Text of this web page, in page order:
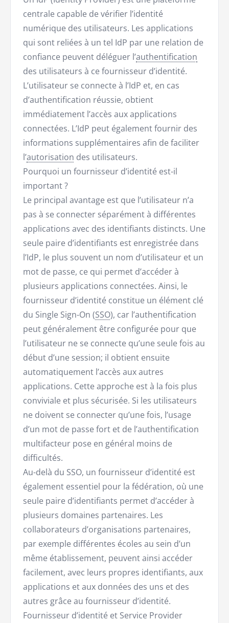
centrale capable de vérifier l’identité
numérique des utilisateurs. Les applications
qui sont reliées à un tel IdP par une relation de
confiance peuvent déléguer l’authentification
des utilisateurs à ce fournisseur d’identité.
L’utilisateur se connecte à l’IdP et, en cas
d’authentification réussie, obtient
immédiatement l’accès aux applications
connectées. L’IdP peut également fournir des
informations supplémentaires afin de faciliter
l’autorisation des utilisateurs.
Pourquoi un fournisseur d’identité est-il
important ?
Le principal avantage est que l’utilisateur n’a
pas à se connecter séparément à différentes
applications avec des identifiants distincts. Une
seule paire d’identifiants est enregistrée dans
l’IdP, le plus souvent un nom d’utilisateur et un
mot de passe, ce qui permet d’accéder à
plusieurs applications connectées. Ainsi, le
fournisseur d’identité constitue un élément clé
du Single Sign-On (SSO), car l’authentification
peut généralement être configurée pour que
l’utilisateur ne se connecte qu’une seule fois au
début d’une session; il obtient ensuite
automatiquement l’accès aux autres
applications. Cette approche est à la fois plus
conviviale et plus sécurisée. Si les utilisateurs
ne doivent se connecter qu’une fois, l’usage
d’un mot de passe fort et de l’authentification
multifacteur pose en général moins de
difficultés.
Au-delà du SSO, un fournisseur d’identité est
également essentiel pour la fédération, où une
seule paire d’identifiants permet d’accéder à
plusieurs domaines partenaires. Les
collaborateurs d’organisations partenaires,
par exemple différentes écoles au sein d’un
même établissement, peuvent ainsi accéder
facilement, avec leurs propres identifiants, aux
applications et aux données des uns et des
autres grâce au fournisseur d’identité.
Fournisseur d’identité et Service Provider